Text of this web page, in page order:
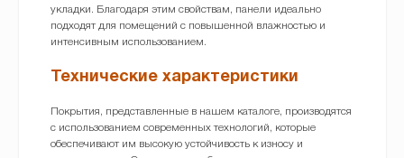
укладки. Благодаря этим свойствам, панели идеально
подходят для помещений с повышенной влажностью и
интенсивным использованием.
Технические характеристики
Покрытия, представленные в нашем каталоге, производятся
с использованием современных технологий, которые
обеспечивают им высокую устойчивость к износу и